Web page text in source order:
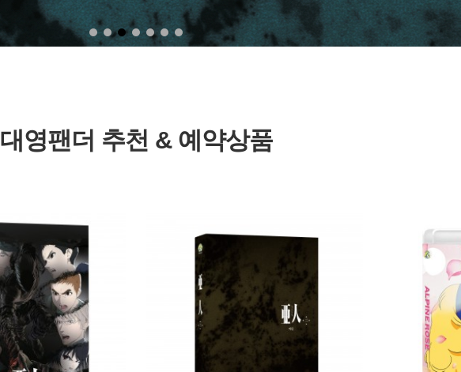
대영팬더 추천 & 예약상품